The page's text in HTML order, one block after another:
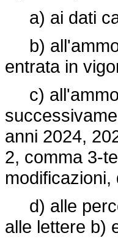
a) ai dati
b)
entrata in
c)
anni 2024,
2, comma 3-
modificazioni,
d) alle
alle lettere b)